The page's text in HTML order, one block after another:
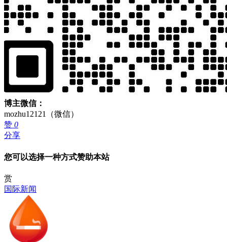
博主微信：
mozhu12121（微信）
赞 0
分享
您可以选择一种方式赞助本站
赏
国际新闻